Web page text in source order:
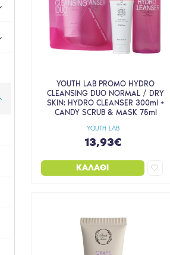
YOUTH LAB
YOUTH LAB PROMO HYDRO
CLEANSING DUO NORMAL / DRY
SKIN: HYDRO CLEANSER 300ml +
CANDY SCRUB & MASK 75ml
13,93€
ΚΑΛΆΘΙ